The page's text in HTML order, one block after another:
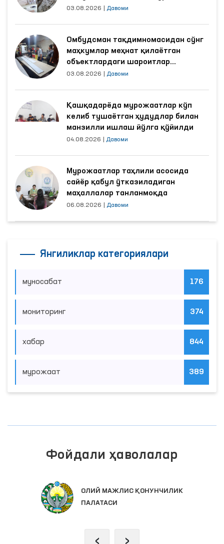
03.08.2026 Давоми
Омбудсман тақдимномасидан сўнг
маҳкумлар меҳнат қилаётган
объектлардаги шароитлар
яхшиланди
03.08.2026 Давоми
Қашқадарёда мурожаатлар кўп
келиб тушаётган ҳудудлар билан
манзилли ишлаш йўлга қўйилди
04.08.2026 Давоми
Мурожаатлар таҳлили асосида
сайёр қабул ўтказиладиган
маҳаллалар танланмоқда
06.08.2026 Давоми
Янгиликлар категориялари
муносабат 176
мониторинг 374
хабар 844
мурожаат 389
Фойдали ҳаволалар
ОЛИЙ МАЖЛИС ҚОНУНЧИЛИК
ПАЛАТАСИ
‹ ›